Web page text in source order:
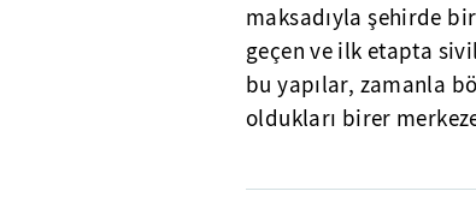
maksadıyla şehirde
geçen ve ilk etapta
bu yapılar, zamanla
oldukları birer